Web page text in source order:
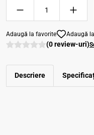
Adaugă la favorite Adaugă
(0 review-uri)
Descriere